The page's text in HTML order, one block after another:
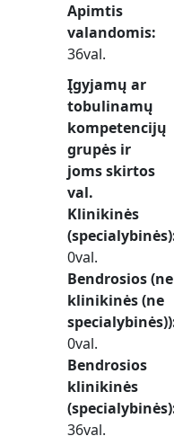
Apimtis
valandomis
36val.
Įgyjamų ar
tobulinamų
kompetencijų
grupės ir
joms skirtos
val.
Klinikinės
(specialybinės)
0val.
Bendrosios (ne
klinikinės (ne
specialybinės))
0val.
Bendrosios
klinikinės
(specialybinės)
36val.